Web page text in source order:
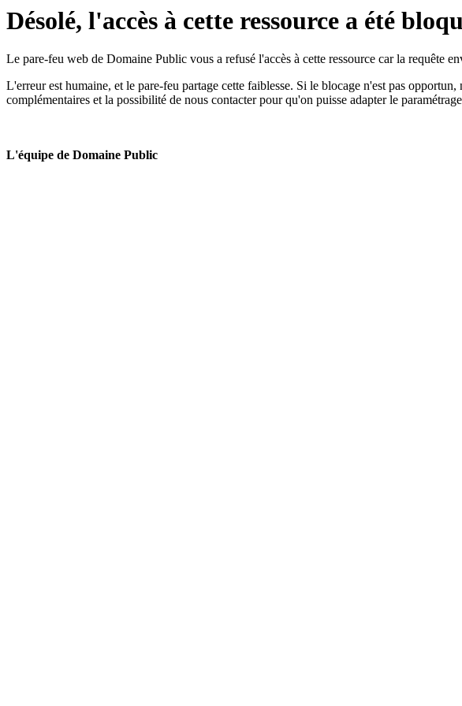
Désolé, l'accès à cette ressource a été
Le pare-feu web de Domaine Public vous a refusé l'accès à cette ressource car la requête
L'erreur est humaine, et le pare-feu partage cette faiblesse. Si le blocage n'est pas
complémentaires et la possibilité de nous contacter pour qu'on puisse adapter le
L'équipe de Domaine Public